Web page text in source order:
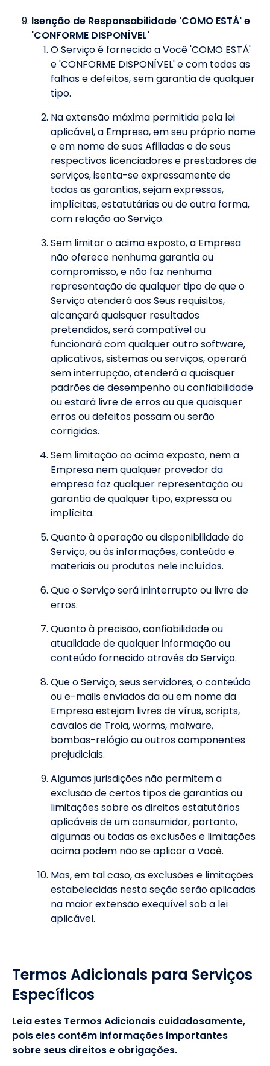
Isenção de Responsabilidade 'COMO ESTÁ' e
'CONFORME DISPONÍVEL'
O Serviço é fornecido a Você 'COMO ESTÁ'
e 'CONFORME DISPONÍVEL' e com todas as
falhas e defeitos, sem garantia de qualquer
tipo.
Na extensão máxima permitida pela lei
aplicável, a Empresa, em seu próprio nome
e em nome de suas Afiliadas e de seus
respectivos licenciadores e prestadores de
serviços, isenta-se expressamente de
todas as garantias, sejam expressas,
implícitas, estatutárias ou de outra forma,
com relação ao Serviço.
Sem limitar o acima exposto, a Empresa
não oferece nenhuma garantia ou
compromisso, e não faz nenhuma
representação de qualquer tipo de que o
Serviço atenderá aos Seus requisitos,
alcançará quaisquer resultados
pretendidos, será compatível ou
funcionará com qualquer outro software,
aplicativos, sistemas ou serviços, operará
sem interrupção, atenderá a quaisquer
padrões de desempenho ou confiabilidade
ou estará livre de erros ou que quaisquer
erros ou defeitos possam ou serão
corrigidos.
Sem limitação ao acima exposto, nem a
Empresa nem qualquer provedor da
empresa faz qualquer representação ou
garantia de qualquer tipo, expressa ou
implícita.
Quanto à operação ou disponibilidade do
Serviço, ou às informações, conteúdo e
materiais ou produtos nele incluídos.
Que o Serviço será ininterrupto ou livre de
erros.
Quanto à precisão, confiabilidade ou
atualidade de qualquer informação ou
conteúdo fornecido através do Serviço.
Que o Serviço, seus servidores, o conteúdo
ou e-mails enviados da ou em nome da
Empresa estejam livres de vírus, scripts,
cavalos de Troia, worms, malware,
bombas-relógio ou outros componentes
prejudiciais.
Algumas jurisdições não permitem a
exclusão de certos tipos de garantias ou
limitações sobre os direitos estatutários
aplicáveis de um consumidor, portanto,
algumas ou todas as exclusões e limitações
acima podem não se aplicar a Você.
Mas, em tal caso, as exclusões e limitações
estabelecidas nesta seção serão aplicadas
na maior extensão exequível sob a lei
aplicável.
Termos Adicionais para Serviços
Específicos
Leia estes Termos Adicionais cuidadosamente,
pois eles contêm informações importantes
sobre seus direitos e obrigações.